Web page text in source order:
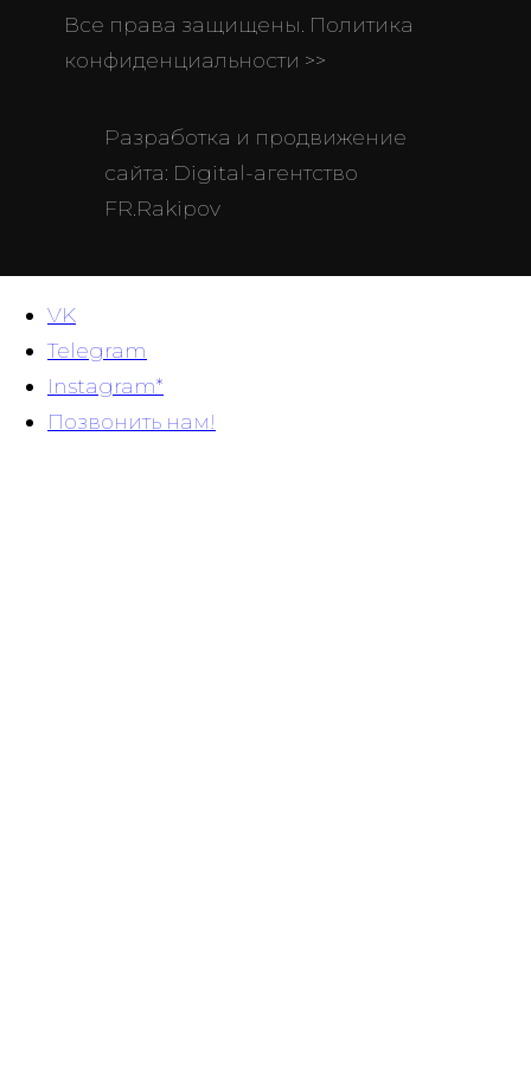
Все права защищены. Политика
конфиденциальности >>
Разработка и продвижение
сайта: Digital-агентство
FR.Rakipov
VK
Telegram
Instagram*
Позвонить нам!